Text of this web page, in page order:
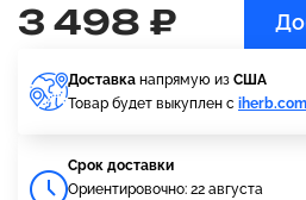
3 498 ₽
Доставка напрямую из США
Товар будет выкуплен с iherb.com
Cрок доставки
Ориентировочно: 22 августа